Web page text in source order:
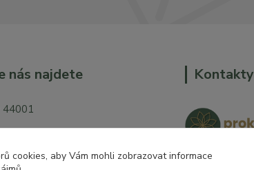
nás najdete
44001
České ulice prodejna pro dům a
Kontakty
cookies, aby Vám mohli zobrazovat informace